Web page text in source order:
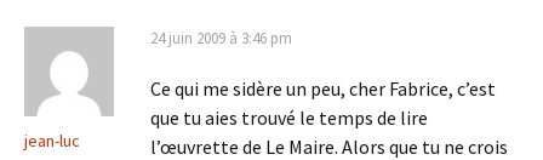
jean-luc
24 juin 2009 à 3:46 pm
Ce qui me sidère un peu, cher Fabrice, c’est
que tu aies trouvé le temps de lire
l’œuvrette de Le Maire. Alors que tu ne crois